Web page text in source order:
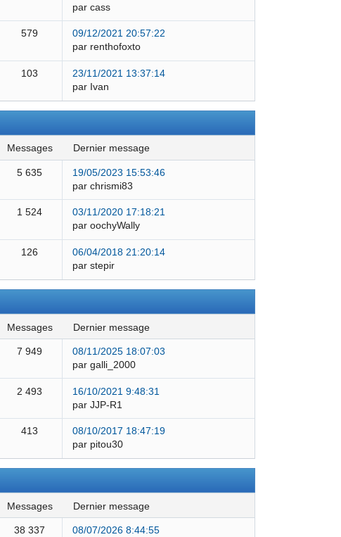
par cass
579
09/12/2021 20:57:22
par renthofoxto
103
23/11/2021 13:37:14
par Ivan
messages dernier message
5 635
19/05/2023 15:53:46
par chrismi83
1 524
03/11/2020 17:18:21
par oochyWally
126
06/04/2018 21:20:14
par stepir
messages dernier message
7 949
08/11/2025 18:07:03
par galli_2000
2 493
16/10/2021 9:48:31
par JJP-R1
413
08/10/2017 18:47:19
par pitou30
messages dernier message
38 337
08/07/2026 8:44:55